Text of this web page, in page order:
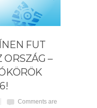
FUT
ORSZÁG –
Comments are